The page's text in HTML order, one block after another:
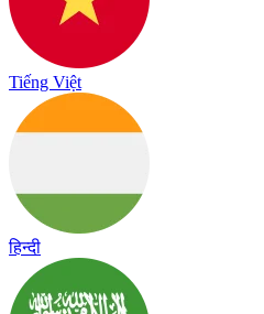
Tiếng Việt
हिन्दी